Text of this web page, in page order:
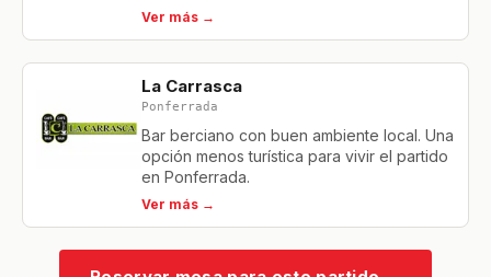
Ver más →
La Carrasca
Ponferrada
Bar berciano con buen ambiente local. Una
opción menos turística para vivir el partido
en Ponferrada.
Ver más →